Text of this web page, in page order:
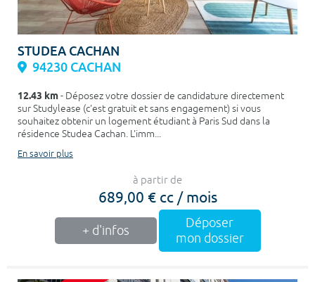
STUDEA CACHAN
94230 CACHAN
12.43 km- Déposez votre dossier de candidature directement
sur Studylease (c'est gratuit et sans engagement) si vous
souhaitez obtenir un logement étudiant à Paris Sud dans la
résidence Studea Cachan. L'imm...
En savoir plus
à partir de
689,00 € cc / mois
+ d'infos
Déposer
mon dossier